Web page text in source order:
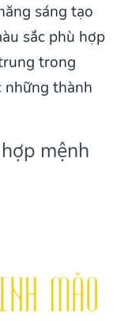
sáng tạo
sắc phù hợp
trong
những thành
mệnh